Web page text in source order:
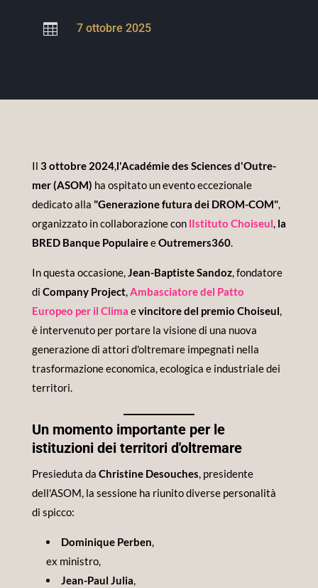
 7 ottobre 2025
Il 3 ottobre 2024,l'Académie des Sciences d'Outre-
mer (ASOM) ha ospitato un evento eccezionale
dedicato alla "Generazione futura dei DROM-COM",
organizzato in collaborazione con lIstituto Choiseul, la
BRED Banque PopulaireeOutremers360.
In questa occasione,Jean-Baptiste Sandoz, fondatore
di Company Project,Ambasciatore del Patto
Europeo per il Clima evincitore del premio Choiseul,
è intervenuto per portare la visione di una nuova
generazione di attori d'oltremare impegnati nella
trasformazione economica, ecologica e industriale dei
territori.
Un momento importante per le
istituzioni dei territori d'oltremare
Presieduta da Christine Desouches, presidente
dell'ASOM, la sessione ha riunito diverse personalità
di spicco:
Dominique Perben,
ex ministro,
Jean-Paul Julia,